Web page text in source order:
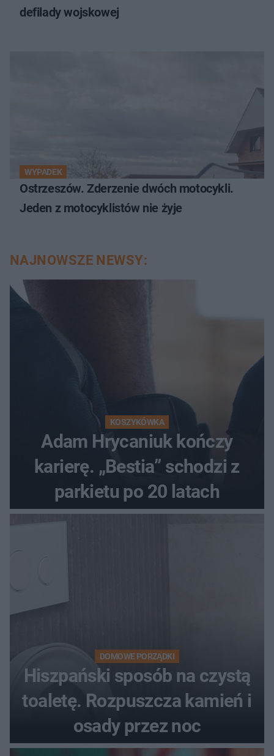
defilady wojskowej
WYPADEK
Ostrzeszów. Zderzenie dwóch motocykli.
Jeden z motocyklistów nie żyje
NAJNOWSZE NEWSY:
KOSZYKÓWKA
Adam Hrycaniuk kończy
karierę. „Bestia” schodzi z
parkietu po 20 latach
DOMOWE PORZĄDKI
Hiszpański sposób na czystą
toaletę. Rozpuszcza kamień i
osady przez noc